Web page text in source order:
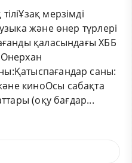
мерзімді
және өнер түрлері
қаласындағы ХББ
саны:
киноОсы сабақта
(оқу бағдар...